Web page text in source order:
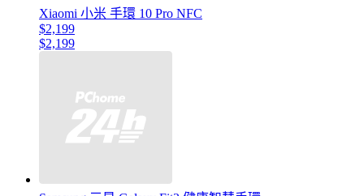
Xiaomi 小米 手環 10 Pro NFC
$2,199
$2,199